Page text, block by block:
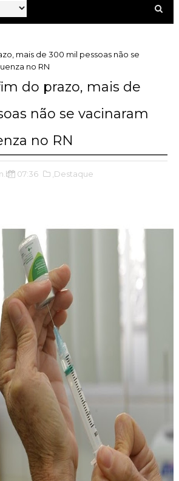
mais de 300 mil pessoas não se
no RN
do prazo, mais de
não se vacinaram
no RN
07:36 ,Destaque